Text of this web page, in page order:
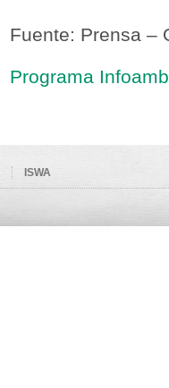
Fuente: Prensa –
Programa
ISWA